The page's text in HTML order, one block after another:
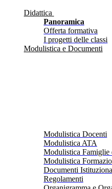
Didattica
Panoramica
Offerta formativa
I progetti delle classi
Modulistica e Documenti
Modulistica Docenti
Modulistica ATA
Modulistica Famiglie
Modulistica
Documenti
Regolamenti